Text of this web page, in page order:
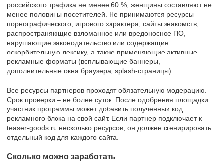
российского трафика не менее 60 %, женщины составляют не
менее половины посетителей. Не принимаются ресурсы
порнографического, игрового характера, сайты знакомств,
распространяющие взломанное или вредоносное ПО,
нарушающие законодательство или содержащие
оскорбительную лексику, а также применяющие активные
рекламные форматы (всплывающие баннеры,
дополнительные окна браузера, splash-страницы).
Все ресурсы партнеров проходят обязательную модерацию.
Срок проверки – не более суток. После одобрения площадки
участник программы может добавить полученный код
рекламного блока на свой сайт. Если партнер подключает к
teaser-goods.ru несколько ресурсов, он должен сгенирировать
отдельный код для каждого сайта.
Сколько можно заработать